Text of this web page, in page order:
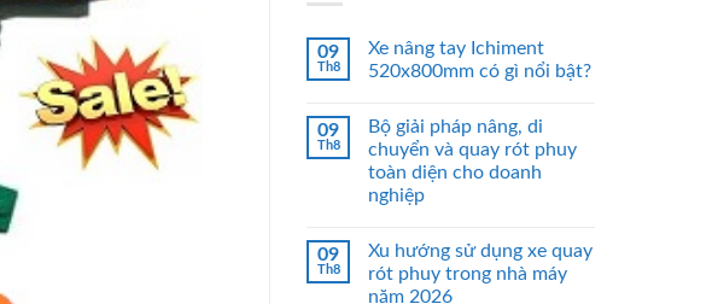
09
Th8
Xe nâng tay Ichiment
520x800mm có gì nổi bật?
09
Th8
Bộ giải pháp nâng, di
chuyển và quay rót phuy
toàn diện cho doanh
nghiệp
09
Th8
Xu hướng sử dụng xe quay
rót phuy trong nhà máy
năm 2026